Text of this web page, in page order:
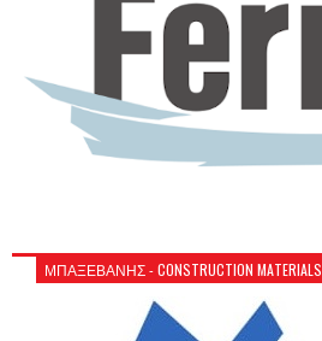
ΜΠΑΞΕΒΑΝΗΣ - CONSTRUCTION MATERIALS